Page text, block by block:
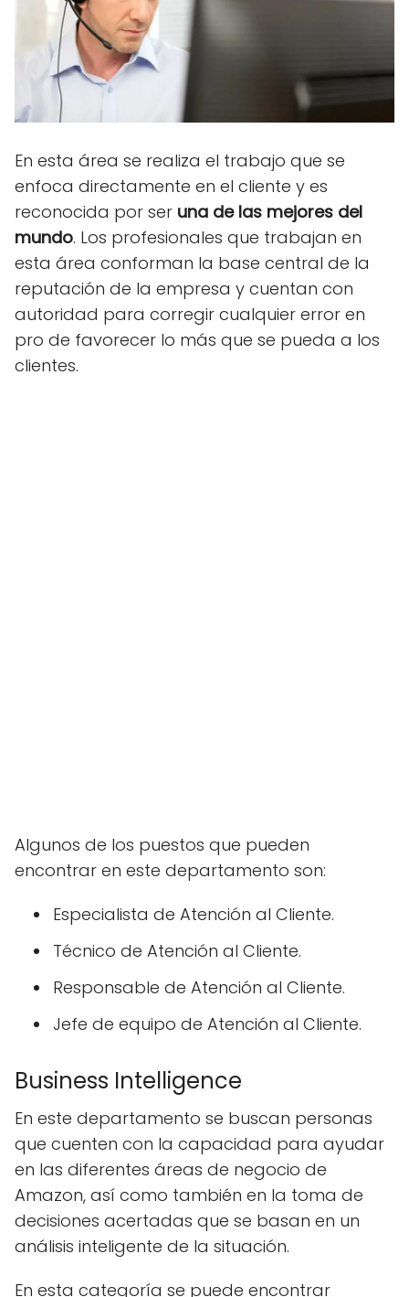
En esta área se realiza el trabajo que se
enfoca directamente en el cliente y es
reconocida por ser una de las mejores del
mundo. Los profesionales que trabajan en
esta área conforman la base central de la
reputación de la empresa y cuentan con
autoridad para corregir cualquier error en
pro de favorecer lo más que se pueda a los
clientes.
Algunos de los puestos que pueden
encontrar en este departamento son:
Especialista de Atención al Cliente.
Técnico de Atención al Cliente.
Responsable de Atención al Cliente.
Jefe de equipo de Atención al Cliente.
Business Intelligence
En este departamento se buscan personas
que cuenten con la capacidad para ayudar
en las diferentes áreas de negocio de
Amazon, así como también en la toma de
decisiones acertadas que se basan en un
análisis inteligente de la situación.
En esta categoría se puede encontrar